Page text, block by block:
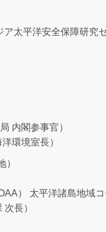
ア太平洋安全保障研
内閣参事官）
環境室長）
）
） 太平洋諸島地域コ
長）